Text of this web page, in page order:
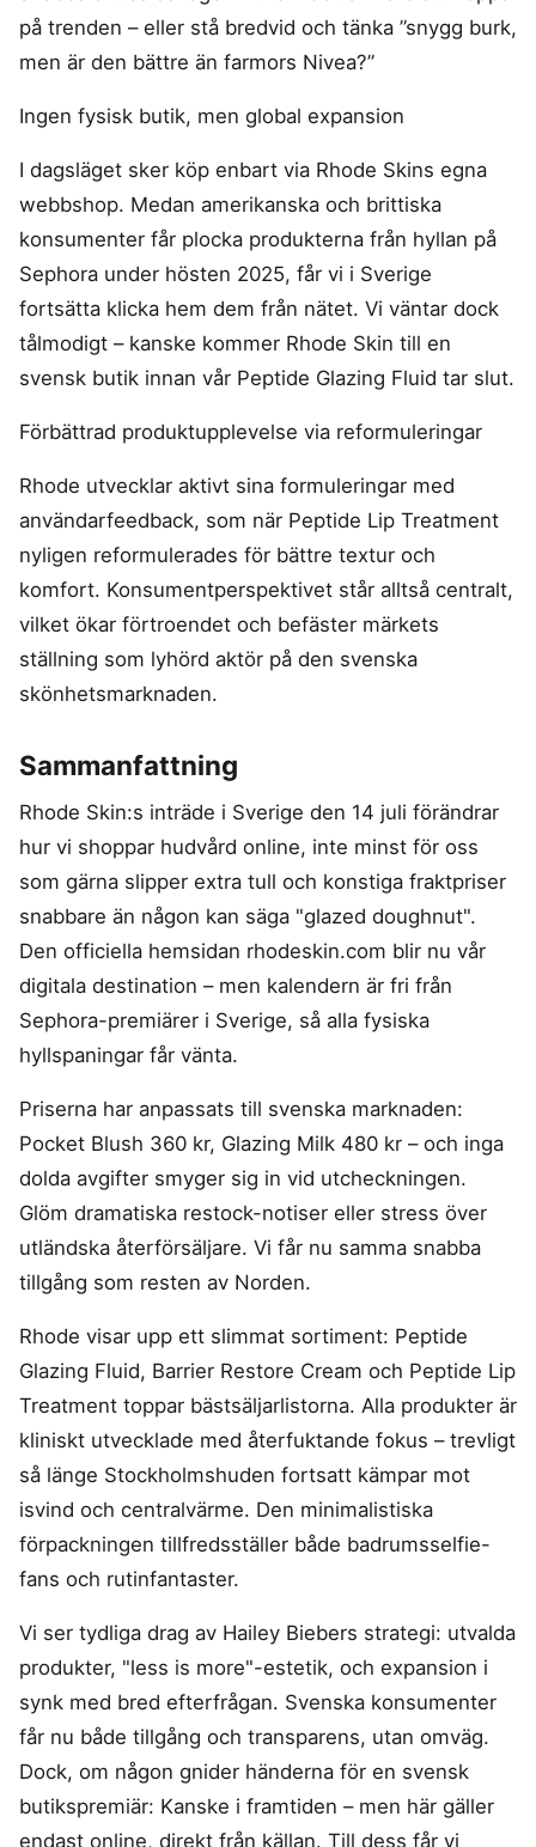
på trenden – eller stå bredvid och tänka ”snygg burk,
men är den bättre än farmors Nivea?”
Ingen fysisk butik, men global expansion
I dagsläget sker köp enbart via Rhode Skins egna
webbshop. Medan amerikanska och brittiska
konsumenter får plocka produkterna från hyllan på
Sephora under hösten 2025, får vi i Sverige
fortsätta klicka hem dem från nätet. Vi väntar dock
tålmodigt – kanske kommer Rhode Skin till en
svensk butik innan vår Peptide Glazing Fluid tar slut.
Förbättrad produktupplevelse via reformuleringar
Rhode utvecklar aktivt sina formuleringar med
användarfeedback, som när Peptide Lip Treatment
nyligen reformulerades för bättre textur och
komfort. Konsumentperspektivet står alltså centralt,
vilket ökar förtroendet och befäster märkets
ställning som lyhörd aktör på den svenska
skönhetsmarknaden.
Sammanfattning
Rhode Skin:s inträde i Sverige den 14 juli förändrar
hur vi shoppar hudvård online, inte minst för oss
som gärna slipper extra tull och konstiga fraktpriser
snabbare än någon kan säga "glazed doughnut".
Den officiella hemsidan rhodeskin.com blir nu vår
digitala destination – men kalendern är fri från
Sephora-premiärer i Sverige, så alla fysiska
hyllspaningar får vänta.
Priserna har anpassats till svenska marknaden:
Pocket Blush 360 kr, Glazing Milk 480 kr – och inga
dolda avgifter smyger sig in vid utcheckningen.
Glöm dramatiska restock-notiser eller stress över
utländska återförsäljare. Vi får nu samma snabba
tillgång som resten av Norden.
Rhode visar upp ett slimmat sortiment: Peptide
Glazing Fluid, Barrier Restore Cream och Peptide Lip
Treatment toppar bästsäljarlistorna. Alla produkter är
kliniskt utvecklade med återfuktande fokus – trevligt
så länge Stockholmshuden fortsatt kämpar mot
isvind och centralvärme. Den minimalistiska
förpackningen tillfredsställer både badrumsselfie-
fans och rutinfantaster.
Vi ser tydliga drag av Hailey Biebers strategi: utvalda
produkter, "less is more"-estetik, och expansion i
synk med bred efterfrågan. Svenska konsumenter
får nu både tillgång och transparens, utan omväg.
Dock, om någon gnider händerna för en svensk
butikspremiär: Kanske i framtiden – men här gäller
endast online, direkt från källan. Till dess får vi